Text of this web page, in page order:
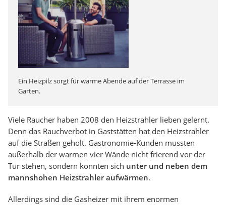
Ein Heizpilz sorgt für warme Abende auf der Terrasse im
Garten.
Viele Raucher haben 2008 den Heizstrahler lieben gelernt.
Denn das Rauchverbot in Gaststätten hat den Heizstrahler
auf die Straßen geholt. Gastronomie-Kunden mussten
außerhalb der warmen vier Wände nicht frierend vor der
Tür stehen, sondern konnten sich unter und neben dem
mannshohen Heizstrahler aufwärmen.
Allerdings sind die Gasheizer mit ihrem enormen